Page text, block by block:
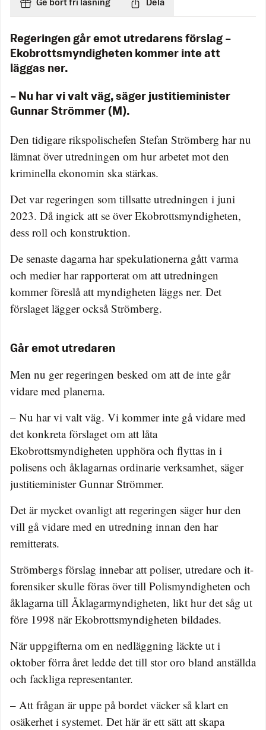
Ge bort fri läsning Dela
Regeringen går emot utredarens förslag –
Ekobrottsmyndigheten kommer inte att
läggas ner.
– Nu har vi valt väg, säger justitieminister
Gunnar Strömmer (M).
Den tidigare rikspolischefen Stefan Strömberg har nu
lämnat över utredningen om hur arbetet mot den
kriminella ekonomin ska stärkas.
Det var regeringen som tillsatte utredningen i juni
2023. Då ingick att se över Ekobrottsmyndigheten,
dess roll och konstruktion.
De senaste dagarna har spekulationerna gått varma
och medier har rapporterat om att utredningen
kommer föreslå att myndigheten läggs ner. Det
förslaget lägger också Strömberg.
Går emot utredaren
Men nu ger regeringen besked om att de inte går
vidare med planerna.
– Nu har vi valt väg. Vi kommer inte gå vidare med
det konkreta förslaget om att låta
Ekobrottsmyndigheten upphöra och flyttas in i
polisens och åklagarnas ordinarie verksamhet, säger
justitieminister Gunnar Strömmer.
Det är mycket ovanligt att regeringen säger hur den
vill gå vidare med en utredning innan den har
remitterats.
Strömbergs förslag innebar att poliser, utredare och it-
forensiker skulle föras över till Polismyndigheten och
åklagarna till Åklagarmyndigheten, likt hur det såg ut
före 1998 när Ekobrottsmyndigheten bildades.
När uppgifterna om en nedläggning läckte ut i
oktober förra året ledde det till stor oro bland anställda
och fackliga representanter.
– Att frågan är uppe på bordet väcker så klart en
osäkerhet i systemet. Det här är ett sätt att skapa